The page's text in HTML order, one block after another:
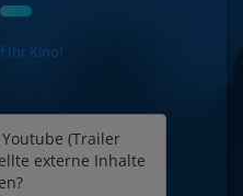
Ihr Kino!
Youtube (Trailer
externe Inhalte